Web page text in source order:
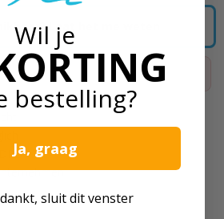
Laat het me weten
Wil je
bestelling?
Ja, graag
sluit dit venster